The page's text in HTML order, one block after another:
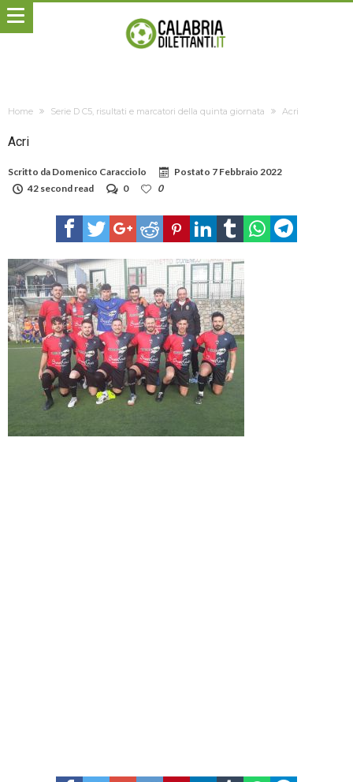
Home Serie D C5, risultati e marcatori della quinta giornata Acri
Acri
Scritto da Domenico Caracciolo Postato 7 Febbraio 2022
42 second read
0 0